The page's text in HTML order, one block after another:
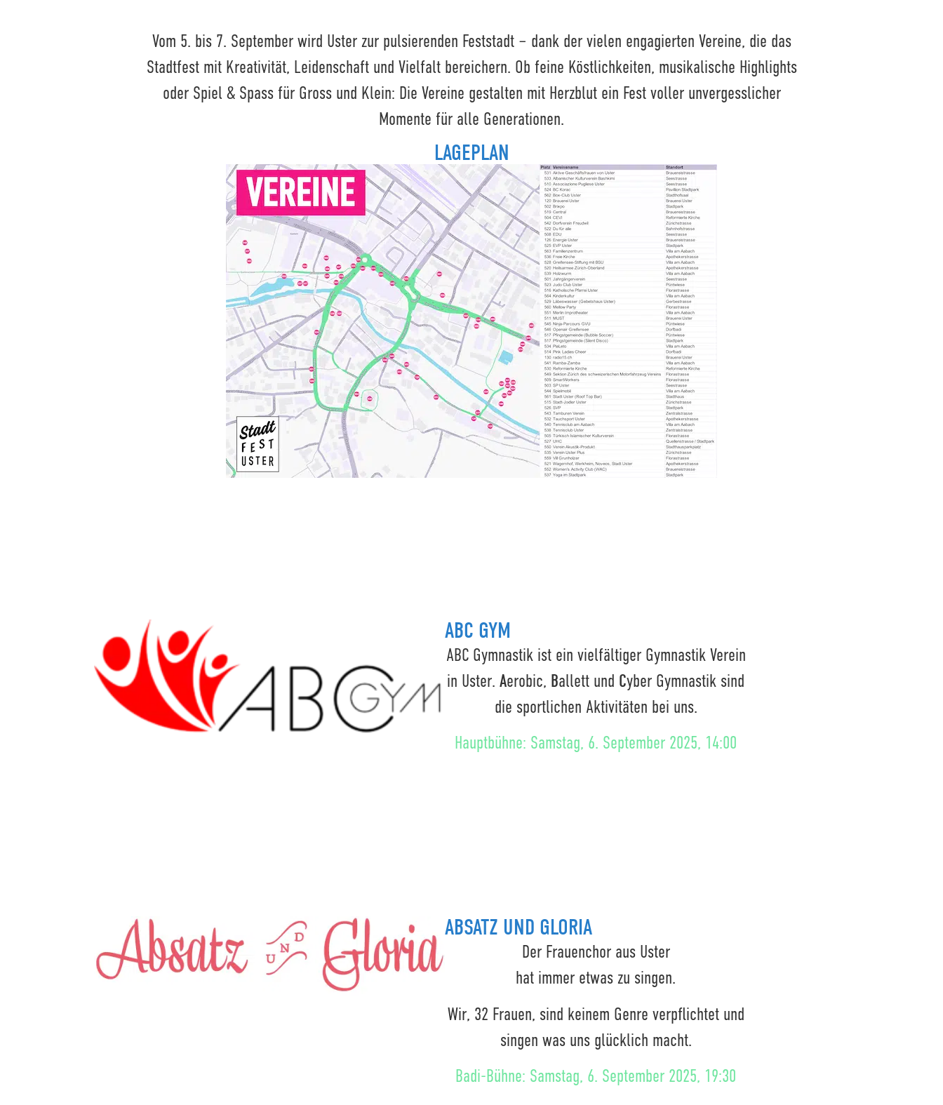
Vom 5. bis 7. September wird Uster zur pulsierenden Feststadt – dank der vielen engagierten Vereine, die das
Stadtfest mit Kreativität, Leidenschaft und Vielfalt bereichern. Ob feine Köstlichkeiten, musikalische Highlights
oder Spiel & Spass für Gross und Klein: Die Vereine gestalten mit Herzblut ein Fest voller unvergesslicher
Momente für alle Generationen.
LAGEPLAN
ABC GYM
ABC Gymnastik ist ein vielfältiger Gymnastik Verein
in Uster.Aerobic, Ballett und Cyber Gymnastik sind
die sportlichen Aktivitäten bei uns.
Hauptbühne: Samstag, 6. September 2025, 14:00
ABSATZ UND GLORIA
Der Frauenchor aus Uster
hat immer etwas zu singen.
Wir, 32 Frauen, sind keinem Genre verpflichtet und
singen was uns glücklich macht.
Badi-Bühne: Samstag, 6. September 2025, 19:30